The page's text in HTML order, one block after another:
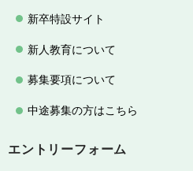
新卒特設サイト
新人教育について
募集要項について
中途募集の方はこちら
エントリーフォーム